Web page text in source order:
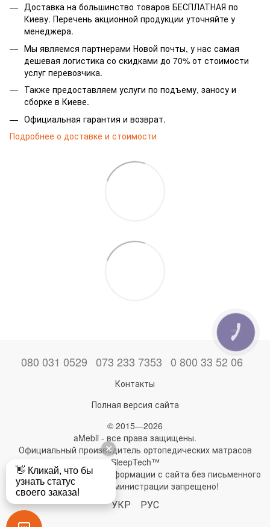
Доставка на большинство товаров БЕСПЛАТНАЯ по
Киеву. Перечень акционной продукции уточняйте у
менеджера.
Мы являемся партнерами Новой почты, у нас самая
дешевая логистика со скидками до 70% от стоимости
услуг перевозчика.
Также предоставляем услуги по подъему, заносу и
сборке в Киеве.
Официальная гарантия и возврат.
Подробнее о доставке и стоимости
080 031 0529 073 233 7353 0 800 33 52 06
Контакты
Полная версия сайта
© 2015—2026
aMebli - все права защищены.
Официальный производитель ортопедических матрасов
SleepTech™
Любое использование информации с сайта без письменного
разрешения администрации запрещено!
УКР РУС
КНОПКА
ЗВ'ЯЗКУ